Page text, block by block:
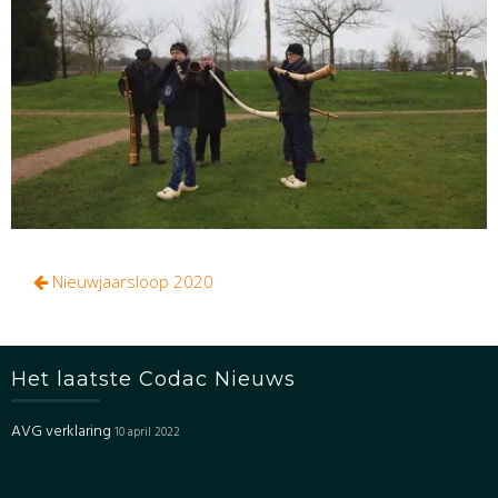
Bericht
Nieuwjaarsloop 2020
Het laatste Codac Nieuws
AVG verklaring 10 april 2022